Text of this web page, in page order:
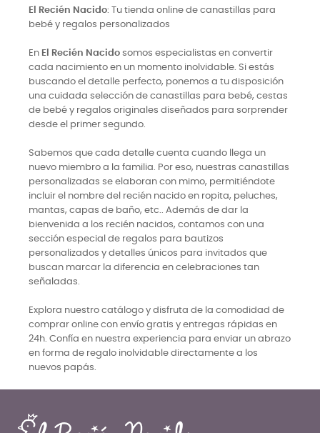
El Recién Nacido: Tu tienda online de canastillas para
bebé y regalos personalizados
En El Recién Nacido somos especialistas en convertir
cada nacimiento en un momento inolvidable. Si estás
buscando el detalle perfecto, ponemos a tu disposición
una cuidada selección de canastillas para bebé, cestas
de bebé y regalos originales diseñados para sorprender
desde el primer segundo.
Sabemos que cada detalle cuenta cuando llega un
nuevo miembro a la familia. Por eso, nuestras canastillas
personalizadas se elaboran con mimo, permitiéndote
incluir el nombre del recién nacido en ropita, peluches,
mantas, capas de baño, etc.. Además de dar la
bienvenida a los recién nacidos, contamos con una
sección especial de regalos para bautizos
personalizados y detalles únicos para invitados que
buscan marcar la diferencia en celebraciones tan
señaladas.
Explora nuestro catálogo y disfruta de la comodidad de
comprar online con envío gratis y entregas rápidas en
24h. Confía en nuestra experiencia para enviar un abrazo
en forma de regalo inolvidable directamente a los
nuevos papás.